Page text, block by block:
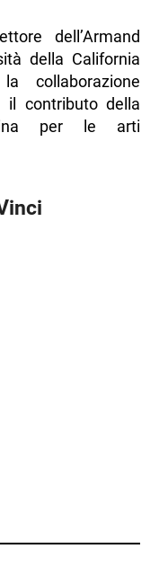
dell’Armand
della California
collaborazione
il contributo della
per le arti